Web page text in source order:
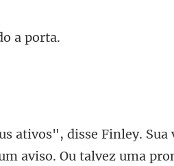
sse Finley. Sua